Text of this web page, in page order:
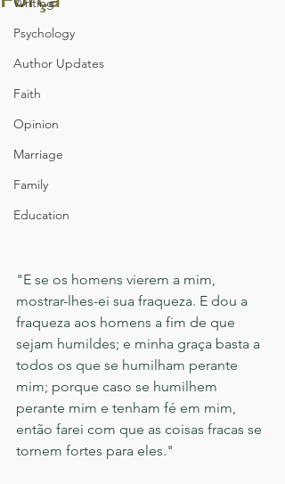
Psychology
Author Updates
Faith
Opinion
Marriage
Family
Education
"E se os homens vierem a mim,
mostrar-lhes-ei sua fraqueza. E dou a
fraqueza aos homens a fim de que
sejam humildes; e minha graça basta a
todos os que se humilham perante
mim; porque caso se humilhem
perante mim e tenham fé em mim,
então farei com que as coisas fracas se
tornem fortes para eles."